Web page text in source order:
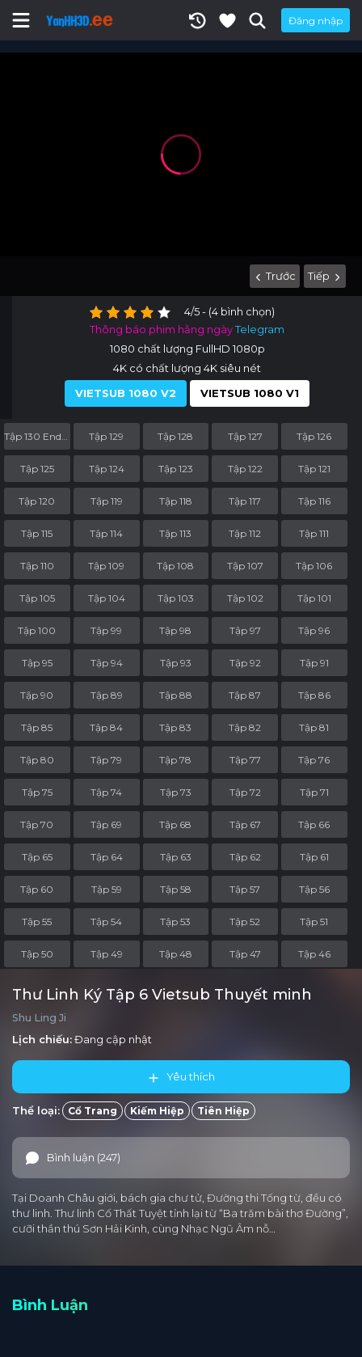
Đăng nhập
Trước Tiếp
4/5 - (4 bình chọn)
Thông báo phim hằng ngàyTelegram
1080 chất lượng FullHD 1080p
4K có chất lượng 4K siêu nét
VIETSUB 1080 V2
VIETSUB 1080 V1
Tập 129 Tập 128 Tập 127 Tập 126
Tập 125 Tập 124 Tập 123 Tập 122 Tập 121
Tập 120 Tập 119 Tập 118 Tập 117 Tập 116
Tập 115 Tập 114 Tập 113 Tập 112 Tập 111
Tập 110 Tập 109 Tập 108 Tập 107 Tập 106
Tập 105 Tập 104 Tập 103 Tập 102 Tập 101
Tập 100 Tập 99 Tập 98 Tập 97 Tập 96
Tập 95 Tập 94 Tập 93 Tập 92 Tập 91
Tập 90 Tập 89 Tập 88 Tập 87 Tập 86
Tập 85 Tập 84 Tập 83 Tập 82 Tập 81
Tập 80 Tập 79 Tập 78 Tập 77 Tập 76
Tập 75 Tập 74 Tập 73 Tập 72 Tập 71
Tập 70 Tập 69 Tập 68 Tập 67 Tập 66
Tập 65 Tập 64 Tập 63 Tập 62 Tập 61
Tập 60 Tập 59 Tập 58 Tập 57 Tập 56
Tập 55 Tập 54 Tập 53 Tập 52 Tập 51
Tập 50 Tập 49 Tập 48 Tập 47 Tập 46
Tập 45 Tập 44 Tập 43 Tập 42 Tập 41
Tập 40
Tập 28
Tập 25 Tập 24 Tập 23 Tập 22
Tập 15 Tập 14 Tập 13 Tập 12 Tập 11
Tập 10 Tập 9 Tập 8 Tập 7 Tập 6
Thư Linh Ký Tập 6 Vietsub Thuyết minh
Shu Ling Ji
Lịch chiếu:Đang cập nhật
Yêu thích
Thể loại: Cổ Trang Kiếm Hiệp Tiên Hiệp
Bình luận (247)
Tại Doanh Châu giới, bách gia chư tử, Đường thi Tống từ, đều có
thư linh. Thư linh Cố Thất Tuyệt tỉnh lại từ “Ba trăm bài thơ Đường”,
cưỡi thần thú Sơn Hải Kinh, cùng Nhạc Ngũ Âm nỗ…
Bình Luận